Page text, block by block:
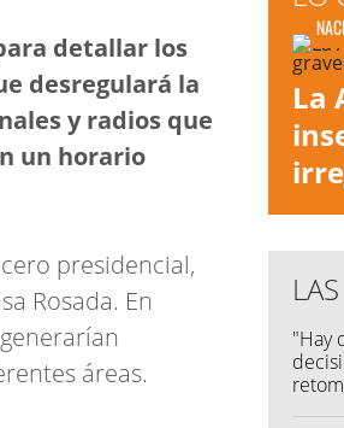
detallar los
desregulará la
y radios que
un horario
presidencial,
Rosada. En
áreas.
La
"Hay